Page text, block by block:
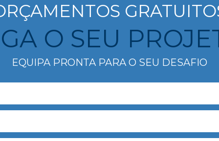
O SEU
EQUIPA PRONTA PARA O SEU DESAFIO